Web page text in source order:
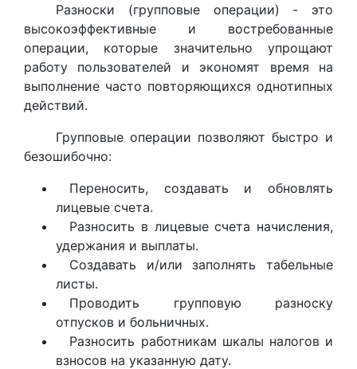
Разноски (групповые операции) - это
высокоэффективные и востребованные
операции, которые значительно упрощают
работу пользователей и экономят время на
выполнение часто повторяющихся однотипных
действий.
Групповые операции позволяют быстро и
безошибочно:
Переносить, создавать и обновлять
лицевые счета.
Разносить в лицевые счета начисления,
удержания и выплаты.
Создавать и/или заполнять табельные
листы.
Проводить групповую разноску
отпусков и больничных.
Разносить работникам шкалы налогов и
взносов на указанную дату.